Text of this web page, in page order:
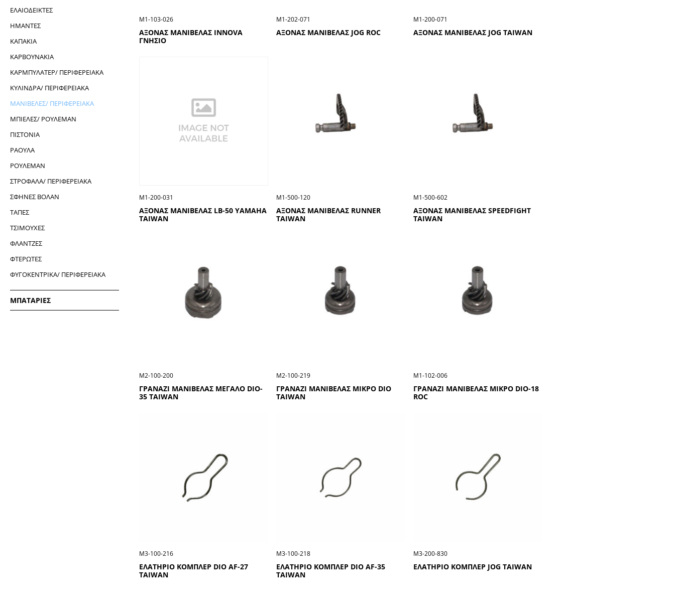
ΕΛΑΙΟΔΕΙΚΤΕΣ
ΗΜΑΝΤΕΣ
ΚΑΠΑΚΙΑ
ΚΑΡΒΟΥΝΑΚΙΑ
ΚΑΡΜΠΥΛΑΤΕΡ/ ΠΕΡΙΦΕΡΕΙΑΚΑ
ΚΥΛΙΝΔΡΑ/ ΠΕΡΙΦΕΡΕΙΑΚΑ
ΜΑΝΙΒΕΛΕΣ/ ΠΕΡΙΦΕΡΕΙΑΚΑ
ΜΠΙΕΛΕΣ/ ΡΟΥΛΕΜΑΝ
ΠΙΣΤΟΝΙΑ
ΡΑΟΥΛΑ
ΡΟΥΛΕΜΑΝ
ΣΤΡΟΦΑΛΑ/ ΠΕΡΙΦΕΡΕΙΑΚΑ
ΣΦΗΝΕΣ ΒΟΛΑΝ
ΤΑΠΕΣ
ΤΣΙΜΟΥΧΕΣ
ΦΛΑΝΤΖΕΣ
ΦΤΕΡΩΤΕΣ
ΦΥΓΟΚΕΝΤΡΙΚΑ/ ΠΕΡΙΦΕΡΕΙΑΚΑ
ΜΠΑΤΑΡΙΕΣ
ΑΞΟΝΑΣ ΜΑΝΙΒΕΛΑΣ INNOVA
ΓΝΗΣΙΟ
Μ1-103-026
ΑΞΟΝΑΣ ΜΑΝΙΒΕΛΑΣ JOG ROC
Μ1-202-071
ΑΞΟΝΑΣ ΜΑΝΙΒΕΛΑΣ JOG TAIWAN
Μ1-200-071
ΑΞΟΝΑΣ ΜΑΝΙΒΕΛΑΣ LΒ-50 ΥΑΜΑΗΑ
ΤΑΙWΑΝ
Μ1-200-031
ΑΞΟΝΑΣ ΜΑΝΙΒΕΛΑΣ RUNNER
TAIWAN
Μ1-500-120
ΑΞΟΝΑΣ ΜΑΝΙΒΕΛΑΣ SPEEDFIGHT
TAIWAN
Μ1-500-602
ΓΡΑΝΑΖΙ ΜΑΝΙΒΕΛΑΣ ΜΕΓΑΛΟ DIO-
35 TAIWAN
Μ2-100-200
ΓΡΑΝΑΖΙ ΜΑΝΙΒΕΛΑΣ ΜΙΚΡΟ DIO
TAIWAN
Μ2-100-219
ΓΡΑΝΑΖΙ ΜΑΝΙΒΕΛΑΣ ΜΙΚΡΟ DIO-18
ROC
Μ1-102-006
ΕΛΑΤΗΡΙΟ ΚΟΜΠΛΕΡ DIO AF-27
TAIWAN
Μ3-100-216
ΕΛΑΤΗΡΙΟ ΚΟΜΠΛΕΡ DIO AF-35
TAIWAN
Μ3-100-218
ΕΛΑΤΗΡΙΟ ΚΟΜΠΛΕΡ JOG TAIWAN
Μ3-200-830